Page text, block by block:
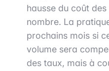
hausse du coût
nombre. La
prochains mois si
volume sera
des taux, mais à